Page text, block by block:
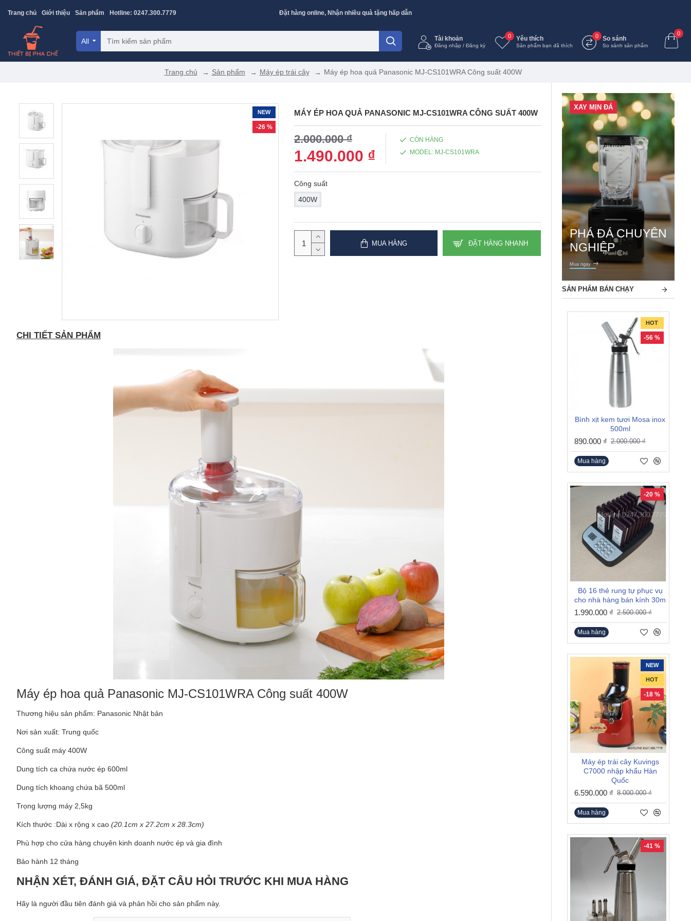
Trang chủ Giới thiệu Sản phẩm Hotline: 0247.300.7779 Đặt hàng online, Nhận nhiều quà tặng hấp dẫn
All Tài khoản
Đăng nhập / Đăng ký
Yêu thích
Sản phẩm bạn đã thích
0 So sánh
So sánh sản phẩm
0 0
Trang chủ Sản phẩm Máy ép trái cây Máy ép hoa quả Panasonic MJ-CS101WRA Công suất 400W
NEW
-26 %
MÁY ÉP HOA QUẢ PANASONIC MJ-CS101WRA CÔNG SUẤT 400W
1.490.000 ₫
2.000.000 ₫
CÒN HÀNG
MODEL: MJ-CS101WRA
Công suất
400W
MUA HÀNG ĐẶT HÀNG NHANH
CHI TIẾT SẢN PHẨM
Máy ép hoa quả Panasonic MJ-CS101WRA Công suất 400W
Thương hiệu sản phẩm: Panasonic Nhật bản
Nơi sản xuất: Trung quốc
Công suất máy 400W
Dung tích ca chứa nước ép 600ml
Dung tích khoang chứa bã 500ml
Trọng lượng máy 2,5kg
Kích thước :Dài x rộng x cao (20.1cm x 27.2cm x 28.3cm)
Phù hợp cho cửa hàng chuyên kinh doanh nước ép và gia đình
Bảo hành 12 tháng
NHẬN XÉT, ĐÁNH GIÁ, ĐẶT CÂU HỎI TRƯỚC KHI MUA HÀNG
Hãy là người đầu tiên đánh giá và phản hồi cho sản phẩm này.
XAY MỊN ĐÁ
PHÁ ĐÁ CHUYÊN
NGHIỆP
Mua ngay
SẢN PHẨM BÁN CHẠY
HOT
-56 %
Bình xịt kem tươi Mosa inox
500ml
890.000 ₫ 2.000.000 ₫
Mua hàng
-20 %
Bộ 16 thẻ rung tự phục vụ
cho nhà hàng bán kính 30m
1.990.000 ₫ 2.500.000 ₫
Mua hàng
NEW
HOT
-18 %
Máy ép trái cây Kuvings
C7000 nhập khẩu Hàn
Quốc
6.590.000 ₫ 8.000.000 ₫
Mua hàng
-41 %